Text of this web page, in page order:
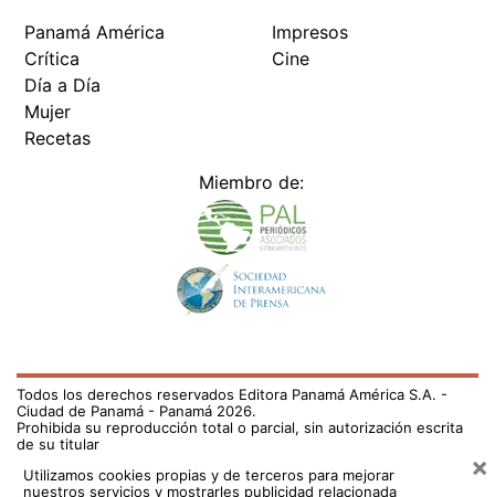
Panamá América
Crítica
Día a Día
Mujer
Recetas
Impresos
Cine
Miembro de:
Todos los derechos reservados Editora Panamá América S.A. -
Ciudad de Panamá - Panamá 2026.
Prohibida su reproducción total o parcial, sin autorización escrita
de su titular
Utilizamos cookies propias y de terceros para mejorar
nuestros servicios y mostrarles publicidad relacionada
×